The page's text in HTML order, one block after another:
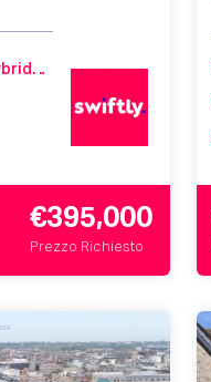
9 The Lane, College Farm, Newbridge, Co. Kildare, W12 WV84
€395,000
Prezzo Richiesto